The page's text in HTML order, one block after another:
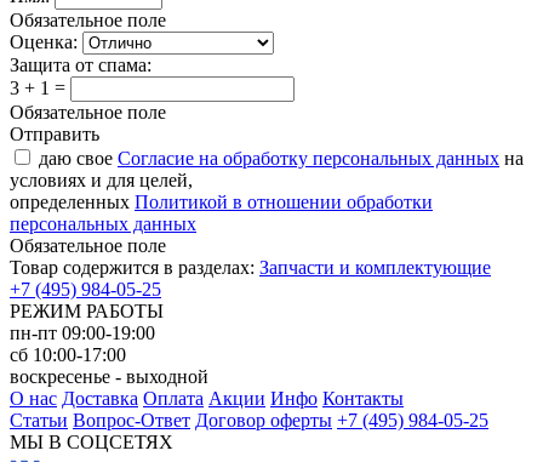
Обязательное поле
Оценка:
Защита от спама:
3 + 1 =
Обязательное поле
Отправить
даю свое Согласие на обработку персональных данных на
условиях и для целей,
определенных Политикой в отношении обработки
персональных данных
Обязательное поле
Товар содержится в разделах: Запчасти и комплектующие
+7 (495) 984-05-25
РЕЖИМ РАБОТЫ
пн-пт 09:00-19:00
сб 10:00-17:00
воскресенье - выходной
О нас Доставка Оплата Акции Инфо Контакты
Статьи Вопрос-Ответ Договор оферты +7 (495) 984-05-25
МЫ В СОЦСЕТЯХ